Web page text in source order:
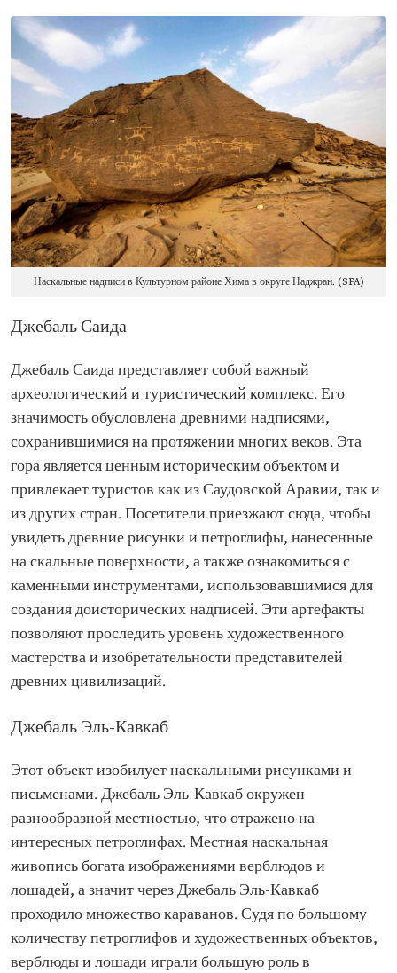
Наскальные надписи в Культурном районе Хима в округе Наджран. (SPA)
Джебаль Саида
Джебаль Саида представляет собой важный
археологический и туристический комплекс. Его
значимость обусловлена древними надписями,
сохранившимися на протяжении многих веков. Эта
гора является ценным историческим объектом и
привлекает туристов как из Саудовской Аравии, так и
из других стран. Посетители приезжают сюда, чтобы
увидеть древние рисунки и петроглифы, нанесенные
на скальные поверхности, а также ознакомиться с
каменными инструментами, использовавшимися для
создания доисторических надписей. Эти артефакты
позволяют проследить уровень художественного
мастерства и изобретательности представителей
древних цивилизаций.
Джебаль Эль-Кавкаб
Этот объект изобилует наскальными рисунками и
письменами. Джебаль Эль-Кавкаб окружен
разнообразной местностью, что отражено на
интересных петроглифах. Местная наскальная
живопись богата изображениями верблюдов и
лошадей, а значит через Джебаль Эль-Кавкаб
проходило множество караванов. Судя по большому
количеству петроглифов и художественных объектов,
верблюды и лошади играли большую роль в